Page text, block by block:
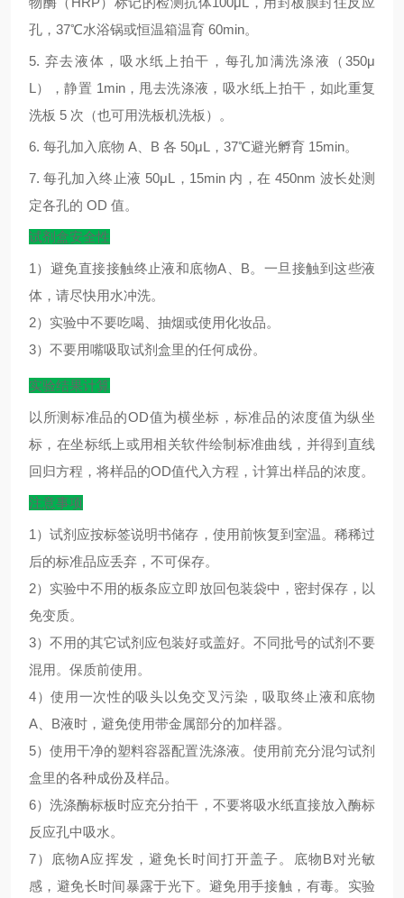
孔， 37℃水浴锅或恒温箱温育 60min。
5. 弃去液体，吸水纸上拍干，每孔加满洗涤液（350μ
L ），静置 1min，甩去洗涤液，吸水纸上拍干，如此重复
洗板 5 次（也可用洗板机洗板）。
6. 每孔加入底物 A B 各 50μL ， 37℃避光孵育 15min。
7.每孔加入终止液 50μL ， 15min 内，在 450nm 波长处测
定各孔的 OD 值。
试剂盒安全性
1）避免直接接触终止液和底物A、B。一旦接触到这些液
体，请尽快用水冲洗。
2）实验中不要吃喝、抽烟或使用化妆品。
3）不要用嘴吸取试剂盒里的任何成份。
实验结果计算
以所测标准品的OD值为横坐标，标准品的浓度值为纵坐
标，在坐标纸上或用相关软件绘制标准曲线，并得到直线
回归方程，将样品的OD值代入方程，计算出样品的浓度。
注意事项
1）试剂应按标签说明书储存，使用前恢复到室温。稀稀过
后的标准品应丢弃，不可保存。
2）实验中不用的板条应立即放回包装袋中，密封保存，以
免变质。
3）不用的其它试剂应包装好或盖好。不同批号的试剂不要
混用。保质前使用。
4）使用一次性的吸头以免交叉污染，吸取终止液和底物
A、B液时，避免使用带金属部分的加样器。
5）使用干净的塑料容器配置洗涤液。使用前充分混匀试剂
盒里的各种成份及样品。
6）洗涤酶标板时应充分拍干，不要将吸水纸直接放入酶标
反应孔中吸水。
7）底物A应挥发，避免长时间打开盖子。底物B对光敏
感，避免长时间暴露于光下。避免用手接触，有毒。实验